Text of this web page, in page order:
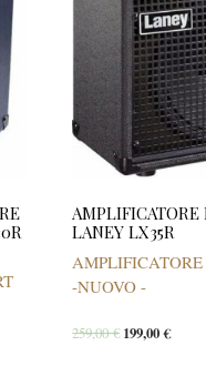
AMPLIFICATORE
LANEY LX35R
-NUOVO -
259,00€ 199,00€